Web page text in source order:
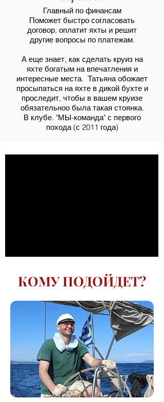
Главный пофинансам
Поможет быстро согласовать
договор, оплатит яхты и решит
другие вопросы по платежам.
А еще знает, как сделать круиз на
яхте богатым на впечатления и
интересные места. Татьяна обожает
просыпаться на яхте в дикой бухте и
проследит, чтобы в вашем круизе
обязательноо была такая стоянка.
В клубе. "МЫ-команда" с первого
похода (с 2011 года)
КОМУ ПОДОЙДЕТ?